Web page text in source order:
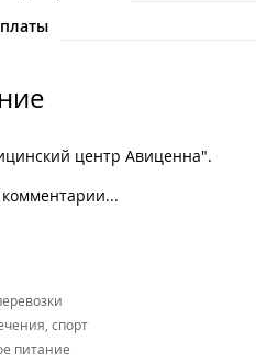
центр Авиценна".
спорт
питание